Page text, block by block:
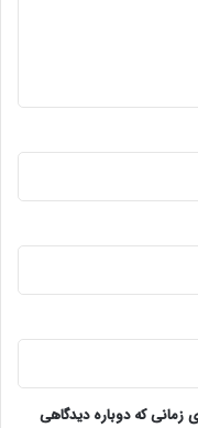
زمانی که دوباره دیدگاهی